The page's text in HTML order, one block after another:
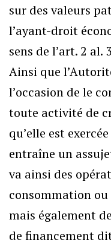
sur des valeurs
l’ayant-droit
sens de l’art. 2 al.
Ainsi que
l’occasion de le
toute activité de
qu’elle est
entraîne un
va ainsi des
consommation
mais également
de financement